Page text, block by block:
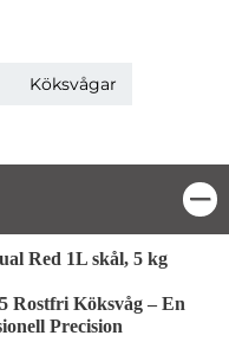
Köksvågar
Red 1L skål, 5 kg
Rostfri Köksvåg – En
Precision